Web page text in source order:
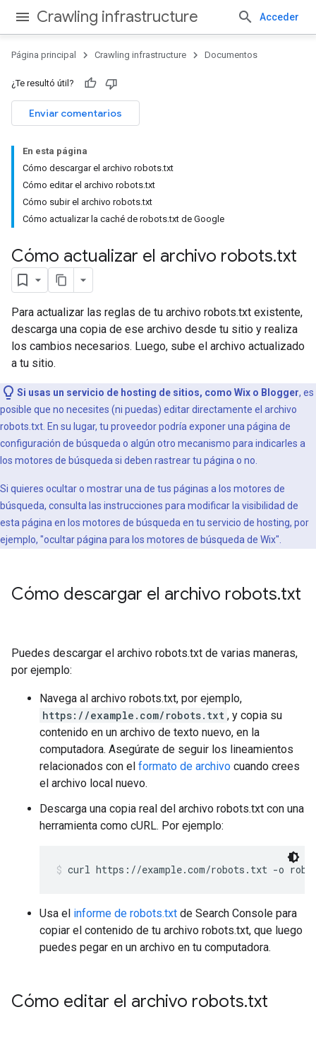
Crawling infrastructure Acceder
Página principal Crawling infrastructure Documentos
¿Te resultó útil?
Enviar comentarios
En esta página
Cómo descargar el archivo robots.txt
Cómo editar el archivo robots.txt
Cómo subir el archivo robots.txt
Cómo actualizar la caché de robots.txt de Google
Cómo actualizar el archivo robots.txt
Para actualizar las reglas de tu archivo robots.txt existente,
descarga una copia de ese archivo desde tu sitio y realiza
los cambios necesarios. Luego, sube el archivo actualizado
a tu sitio.
Si usas un servicio de hosting de sitios, como Wix o Blogger, es
posible que no necesites (ni puedas) editar directamente el archivo
robots.txt. En su lugar, tu proveedor podría exponer una página de
configuración de búsqueda o algún otro mecanismo para indicarles a
los motores de búsqueda si deben rastrear tu página o no.
Si quieres ocultar o mostrar una de tus páginas a los motores de
búsqueda, consulta las instrucciones para modificar la visibilidad de
esta página en los motores de búsqueda en tu servicio de hosting, por
ejemplo, "ocultar página para los motores de búsqueda de Wix".
Cómo descargar el archivo robots.txt
Puedes descargar el archivo robots.txt de varias maneras,
por ejemplo:
Navega al archivo robots.txt, por ejemplo,
https://example.com/robots.txt , y copia su
contenido en un archivo de texto nuevo, en la
computadora. Asegúrate de seguir los lineamientos
relacionados con el formato de archivo cuando crees
el archivo local nuevo.
Descarga una copia real del archivo robots.txt con una
herramienta como cURL. Por ejemplo:
curl https://example.com/robots.txt -o
Usa el informe de robots.txt de Search Console para
copiar el contenido de tu archivo robots.txt, que luego
puedes pegar en un archivo en tu computadora.
Cómo editar el archivo robots.txt